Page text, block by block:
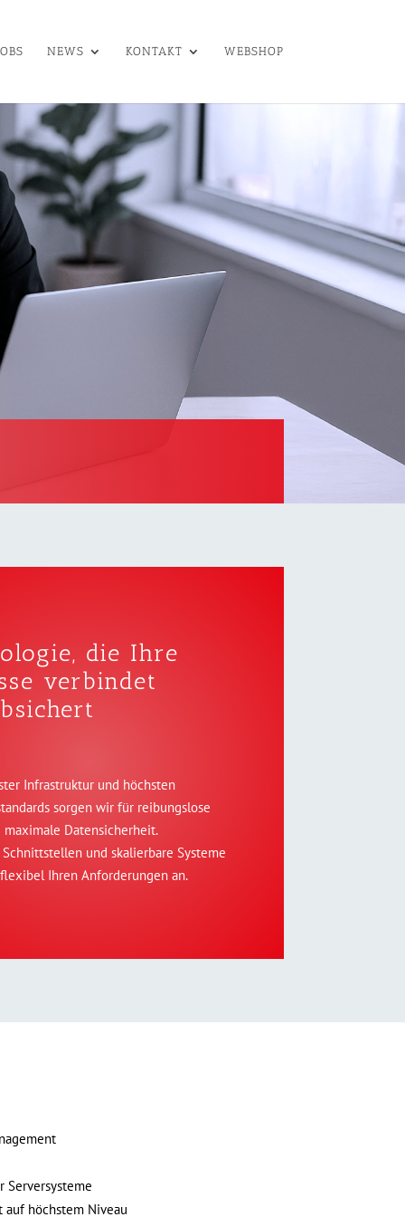
NEWS KONTAKT WEBSHOP
die Ihre
verbindet
Infrastruktur und höchsten
sorgen wir für reibungslose
Datensicherheit.
und skalierbare Systeme
Ihren Anforderungen an.
Serversysteme
auf höchstem Niveau